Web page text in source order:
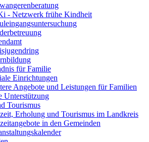
- Netzwerk frühe Kindheit
für Familie
Einrichtungen
Angebote und Leistungen für Familien
Unterstützung
Tourismus
Erholung und Tourismus im Landkreis
in den Gemeinden